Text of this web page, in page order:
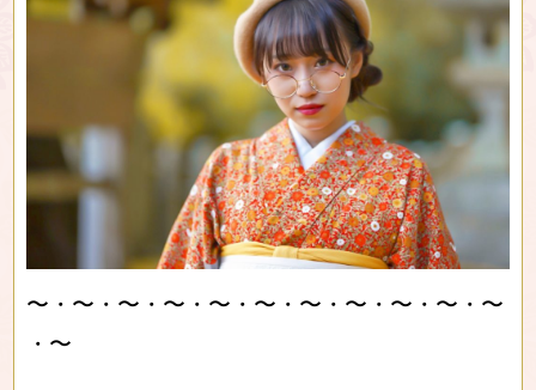
〜・〜・〜・〜・〜・〜・〜・〜・〜・〜・〜
・〜